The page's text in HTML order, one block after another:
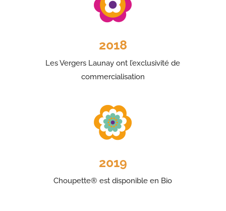
2018
Les Vergers Launay ont l’exclusivité de
commercialisation
2019
Choupette® est disponible en Bio